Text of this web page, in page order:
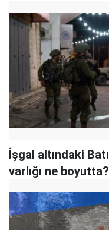
İşgal altındaki
varlığı ne boyutta?